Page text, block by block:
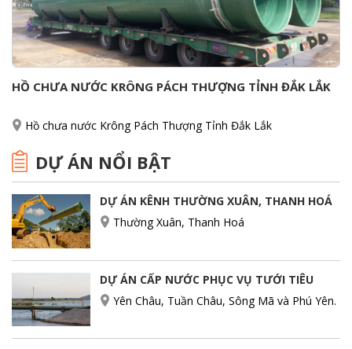
HỒ CHƯA NƯỚC KRÔNG PÁCH THƯỢNG TỈNH ĐẮK LẮK
Hồ chưa nước Krông Pách Thượng Tỉnh Đắk Lắk
DỰ ÁN NỔI BẬT
DỰ ÁN KÊNH THƯỜNG XUÂN, THANH HOÁ
Thường Xuân, Thanh Hoá
DỰ ÁN CẤP NƯỚC PHỤC VỤ TƯỚI TIÊU
Yên Châu, Tuần Châu, Sông Mã và Phú Yên.